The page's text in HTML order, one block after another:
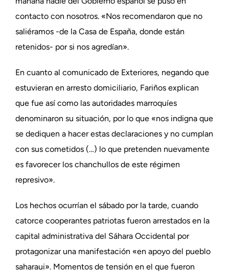
contacto con nosotros. «Nos recomendaron que no
saliéramos -de la Casa de España, donde están
retenidos- por si nos agredían».
En cuanto al comunicado de Exteriores, negando que
estuvieran en arresto domiciliario, Fariños explican
que fue así como las autoridades marroquíes
denominaron su situación, por lo que «nos indigna que
se dediquen a hacer estas declaraciones y no cumplan
con sus cometidos (…) lo que pretenden nuevamente
es favorecer los chanchullos de este régimen
represivo».
Los hechos ocurrían el sábado por la tarde, cuando
catorce cooperantes patriotas fueron arrestados en la
capital administrativa del Sáhara Occidental por
protagonizar una manifestación «en apoyo del pueblo
saharaui». Momentos de tensión en el que fueron